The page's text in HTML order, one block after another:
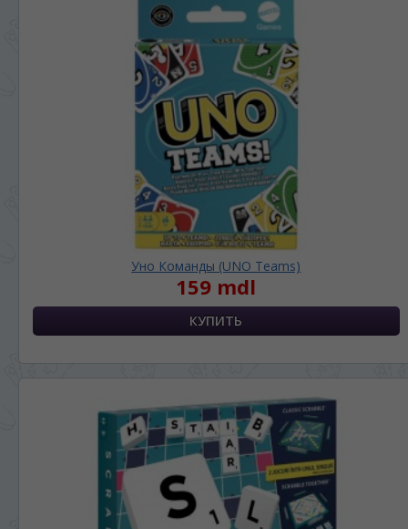
Уно Команды (UNO Teams)
159 mdl